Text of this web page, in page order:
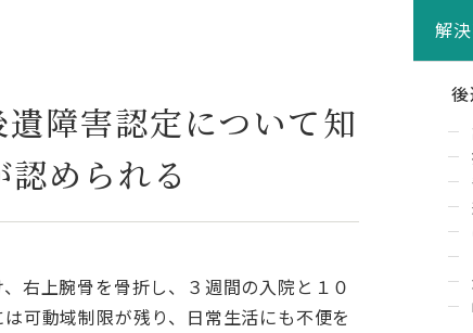
障害認定について知
められる
右上腕骨を骨折し、３週間の入院と１０
可動域制限が残り、日常生活にも不便を
解